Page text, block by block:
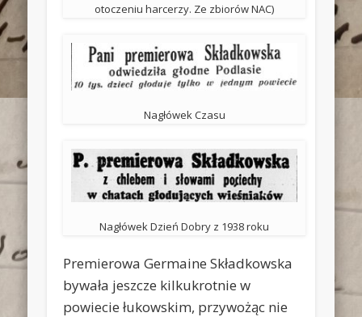
otoczeniu harcerzy. Ze zbiorów NAC)
Nagłówek Czasu
Nagłówek Dzień Dobry z 1938 roku
Premierowa Germaine Składkowska
bywała jeszcze kilkukrotnie w
powiecie łukowskim, przywożąc nie